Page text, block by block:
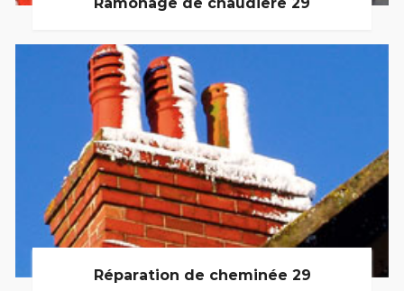
Réparation de cheminée 29